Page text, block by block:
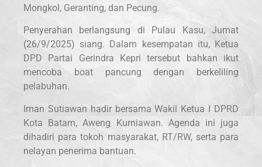
Mongkol, Geranting, dan Pecung.
Penyerahan berlangsung di Pulau Kasu, Jumat
(26/9/2025) siang. Dalam kesempatan itu, Ketua
DPD Partai Gerindra Kepri tersebut bahkan ikut
mencoba boat pancung dengan berkeliling
pelabuhan.
Iman Sutiawan hadir bersama Wakil Ketua I DPRD
Kota Batam, Aweng Kurniawan. Agenda ini juga
dihadiri para tokoh masyarakat, RT/RW, serta para
nelayan penerima bantuan.